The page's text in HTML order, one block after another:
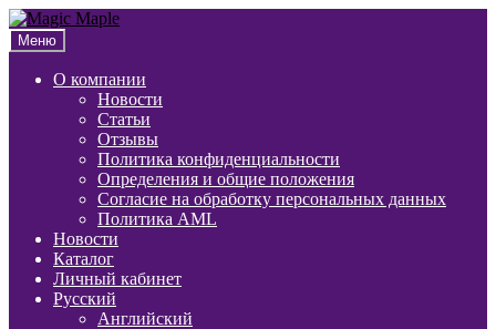
Перейти
к
навигации
Перейти
к
содержимому
Меню
О компании
Новости
Статьи
Отзывы
Политика конфиденциальности
Определения и общие положения
Согласие на обработку персональных данных
Политика AML
Новости
Каталог
Личный кабинет
Русский
Английский